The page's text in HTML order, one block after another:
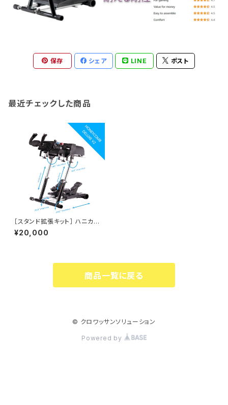
保存 シェア LINE ポスト
最近チェックした商品
［スタンド拡張キット］ ハニカム
有効化用アップグレード［Whee
l Stand Pro（ホイールスタンド
¥20,000
商品一覧に戻る
© クロワッサンソリューション
Powered by